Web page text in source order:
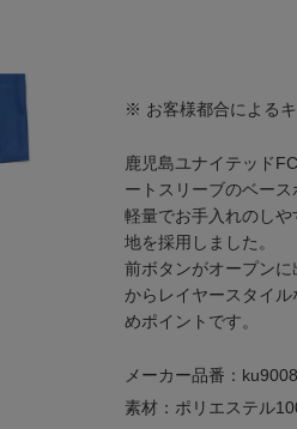
※ お客様都合による
鹿児島ユナイテッド
ートスリーブのベー
軽量でお手入れのし
地を採用しました。
前ボタンがオープン
からレイヤースタイ
めポイントです。
メーカー品番：
素材：ポリエステル